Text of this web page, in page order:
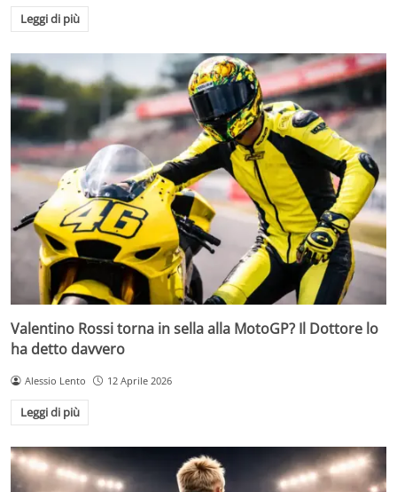
Leggi di più
Valentino Rossi torna in sella alla MotoGP? Il Dottore lo
ha detto davvero
Alessio Lento 12 Aprile 2026
Leggi di più